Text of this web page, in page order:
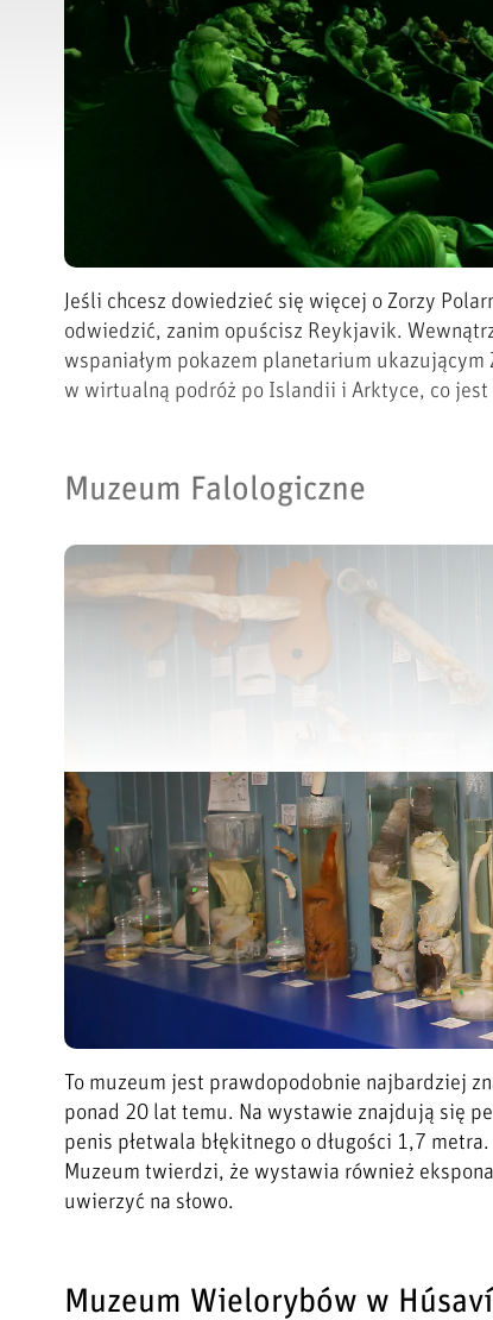
Jeśli chcesz dowiedzieć się więcej o Zorzy
odwiedzić, zanim opuścisz Reykjavik.
wspaniałym pokazem planetarium
w wirtualną podróż po Islandii i Arktyce, co jest
Muzeum Falologiczne
To muzeum jest prawdopodobnie najbardziej
ponad 20 lat temu. Na wystawie znajdują się
penis płetwala błękitnego o długości 1,7
Muzeum twierdzi, że wystawia również
uwierzyć na słowo.
Muzeum Wielorybów w